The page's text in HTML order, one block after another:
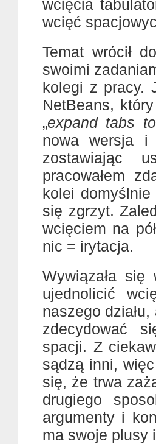
wcięcia
wcięć
Temat wrócił
swoimi
kolegi z pracy.
NetBeans,
„expand tabs
nowa wersja i
zostawiając
pracowałem
kolei
się zgrzyt.
wcięciem na
nic = irytacja.
Wywiązała
ujednolicić
naszego
zdecydować
spacji. Z
sądzą inni,
się, że trwa
drugiego
argumenty i
ma swoje plusy